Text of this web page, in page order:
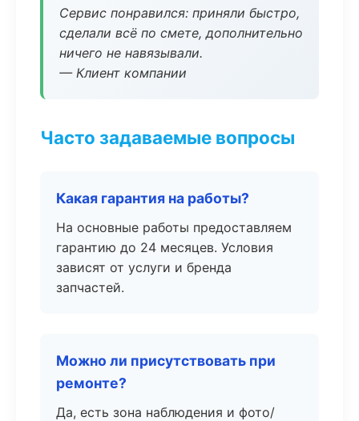
Сервис понравился: приняли быстро,
сделали всё по смете, дополнительно
ничего не навязывали.
— Клиент компании
Часто задаваемые вопросы
Какая гарантия на работы?
На основные работы предоставляем
гарантию до 24 месяцев. Условия
зависят от услуги и бренда
запчастей.
Можно ли присутствовать при
ремонте?
Да, есть зона наблюдения и фото/